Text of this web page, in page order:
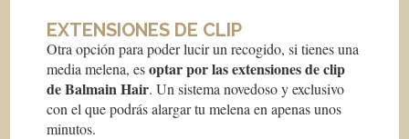
EXTENSIONES DE CLIP
Otra opción para poder lucir un recogido, si tienes una
media melena, esoptar por las extensiones de clip
de Balmain Hair. Un sistema novedoso y exclusivo
con el que podrás alargar tu melena en apenas unos
minutos.